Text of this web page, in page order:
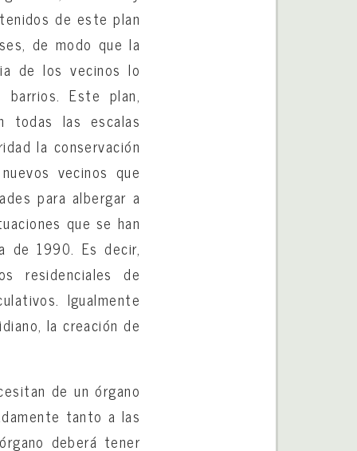
de este plan
de modo que la
de los vecinos lo
Este plan,
todas las escalas
la conservación
vecinos que
para albergar a
que se han
de 1990. Es decir,
residenciales de
Igualmente
la creación de
de un órgano
tanto a las
deberá tener